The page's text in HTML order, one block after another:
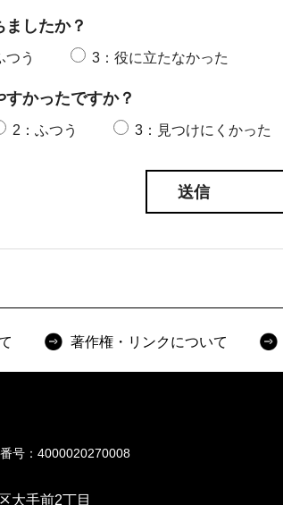
したか？
つう 3：役に立たなかった
かったですか？
2：ふつう 3：見つけにくかった
著作権・リンクについて
号：4000020270008
大手前2丁目